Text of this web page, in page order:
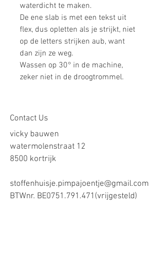
waterdicht te maken.
De ene slab is met een tekst uit
flex, dus opletten als je strijkt, niet
op de letters strijken aub, want
dan zijn ze weg.
Wassen op 30° in de machine,
zeker niet in de droogtrommel.
Contact Us
vicky bauwen
watermolenstraat 12
8500 kortrijk
stoffenhuisje.pimpajoentje@gmail.com
BTWnr. BE0751.791.471(vrijgesteld)